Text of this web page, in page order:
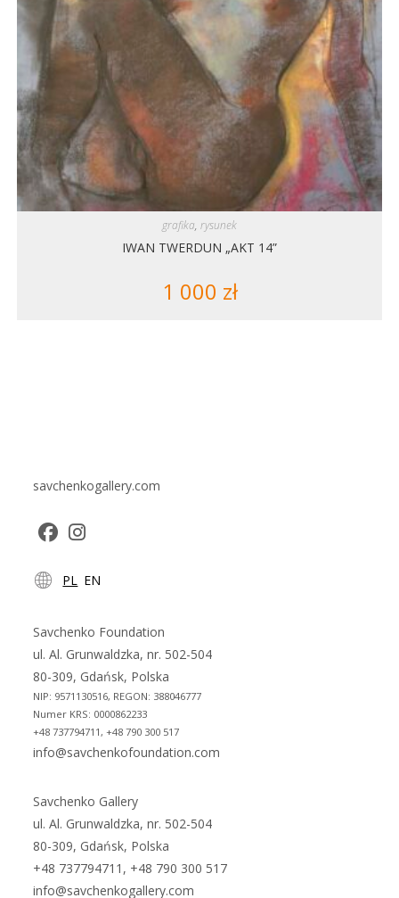
grafika, rysunek
IWAN TWERDUN „AKT 14”
1 000 zł
savchenkogallery.com
in
new
tab
in
new
tab
PL EN
Savchenko Foundation
ul. Al. Grunwaldzka, nr. 502-504
80-309, Gdańsk, Polska
NIP: 9571130516, REGON: 388046777
Numer KRS: 0000862233
+48 737794711, +48 790 300 517
info@savchenkofoundation.com
Savchenko Gallery
ul. Al. Grunwaldzka, nr. 502-504
80-309, Gdańsk, Polska
+48 737794711, +48 790 300 517
info@savchenkogallery.com